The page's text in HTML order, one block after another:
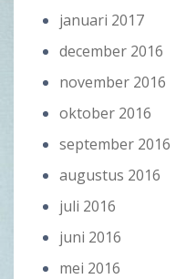
januari 2017
december 2016
november 2016
oktober 2016
september 2016
augustus 2016
juli 2016
juni 2016
mei 2016